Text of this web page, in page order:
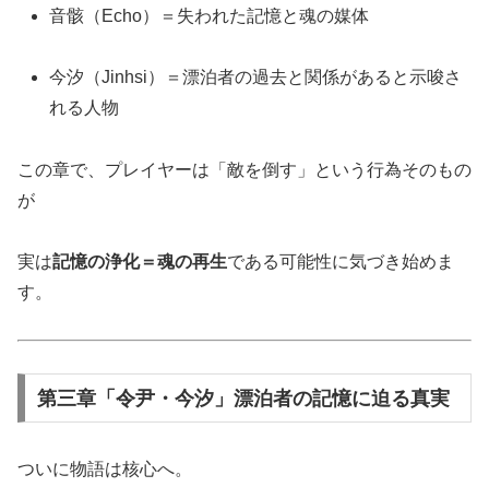
音骸（Echo）＝失われた記憶と魂の媒体
今汐（Jinhsi）＝漂泊者の過去と関係があると示唆さ
れる人物
この章で、プレイヤーは「敵を倒す」という行為そのもの
が
実は記憶の浄化＝魂の再生である可能性に気づき始めま
す。
第三章「令尹・今汐」漂泊者の記憶に迫る真実
ついに物語は核心へ。